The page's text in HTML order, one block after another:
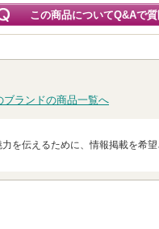
この商品についてQ&Aで
ブランドの商品一覧へ
を伝えるために、情報掲載を希